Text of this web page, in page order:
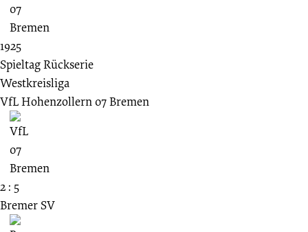
1925
Spieltag Rückserie
Westkreisliga
VfL Hohenzollern 07 Bremen
2 : 5
Bremer SV